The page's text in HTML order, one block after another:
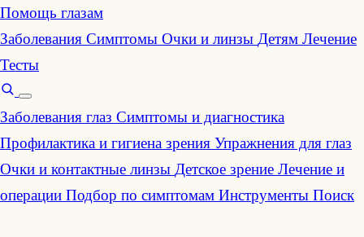
Помощь глазам
Заболевания Симптомы Очки и линзы Детям Лечение
Тесты
Заболевания глаз Симптомы и диагностика
Профилактика и гигиена зрения Упражнения для глаз
Очки и контактные линзы Детское зрение Лечение и
операции Подбор по симптомам Инструменты Поиск